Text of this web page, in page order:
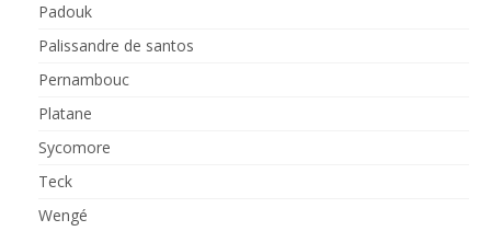
Padouk
Palissandre de santos
Pernambouc
Platane
Sycomore
Teck
Wengé